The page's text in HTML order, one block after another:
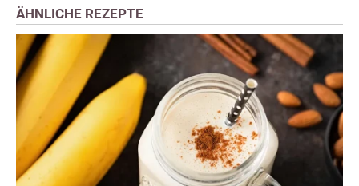
ÄHNLICHE REZEPTE